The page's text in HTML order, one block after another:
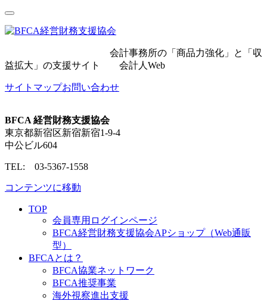
会計事務所の「商品力強化」と「収
益拡大」の支援サイト 会計人Web
サイトマップお問い合わせ
BFCA 経営財務支援協会
東京都新宿区新宿新宿1-9-4
中公ビル604
TEL: 03-5367-1558
コンテンツに移動
TOP
会員専用ログインページ
BFCA経営財務支援協会APショップ（Web通販
型）
BFCAとは？
BFCA協業ネットワーク
BFCA推奨事業
海外視察進出支援